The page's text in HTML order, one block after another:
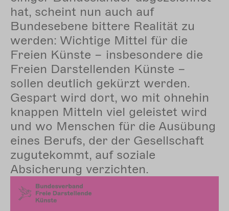
hat, scheint nun auch auf
Bundesebene bittere Realität zu
werden: Wichtige Mittel für die
Freien Künste – insbesondere die
Freien Darstellenden Künste –
sollen deutlich gekürzt werden.
Gespart wird dort, wo mit ohnehin
knappen Mitteln viel geleistet wird
und wo Menschen für die Ausübung
eines Berufs, der der Gesellschaft
zugutekommt, auf soziale
Absicherung verzichten.